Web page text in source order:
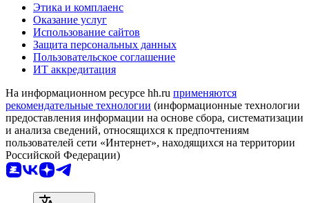
Этика и комплаенс
Оказание услуг
Использование сайтов
Защита персональных данных
Пользовательское соглашение
ИТ аккредитация
На информационном ресурсе hh.ru применяются
рекомендательные технологии (информационные технологии
предоставления информации на основе сбора, систематизации
и анализа сведений, относящихся к предпочтениям
пользователей сети «Интернет», находящихся на территории
Российской Федерации)